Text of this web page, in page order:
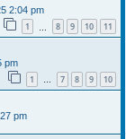
2:04 pm
1 8 9 10 11
pm
1 … 7 8 9 10
pm